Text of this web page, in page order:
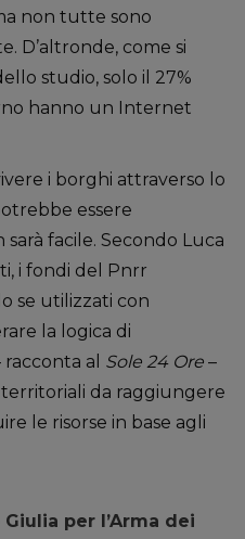
non tutte sono
D’altronde, come si
studio, solo il 27%
hanno un Internet
i borghi attraverso lo
essere
facile. Secondo Luca
i fondi del Pnrr
se utilizzati con
la logica di
al Sole 24 Ore –
da raggiungere
le risorse in base agli
per l’Arma dei